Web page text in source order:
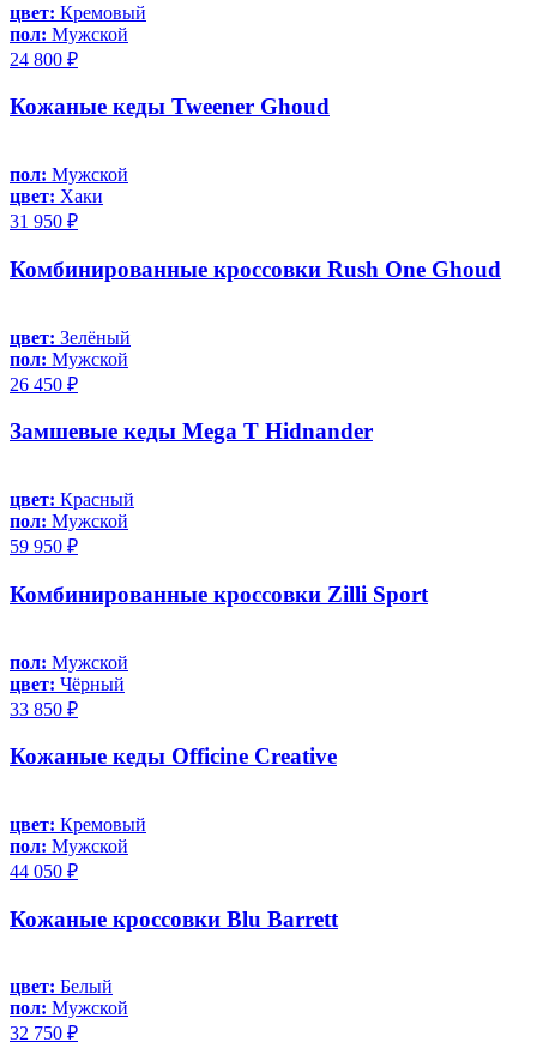
цвет: Кремовый
пол: Мужской
24 800 ₽
Кожаные кеды Tweener Ghoud
пол: Мужской
цвет: Хаки
31 950 ₽
Комбинированные кроссовки Rush One Ghoud
цвет: Зелёный
пол: Мужской
26 450 ₽
Замшевые кеды Mega T Hidnander
цвет: Красный
пол: Мужской
59 950 ₽
Комбинированные кроссовки Zilli Sport
пол: Мужской
цвет: Чёрный
33 850 ₽
Кожаные кеды Officine Creative
цвет: Кремовый
пол: Мужской
44 050 ₽
Кожаные кроссовки Blu Barrett
цвет: Белый
пол: Мужской
32 750 ₽